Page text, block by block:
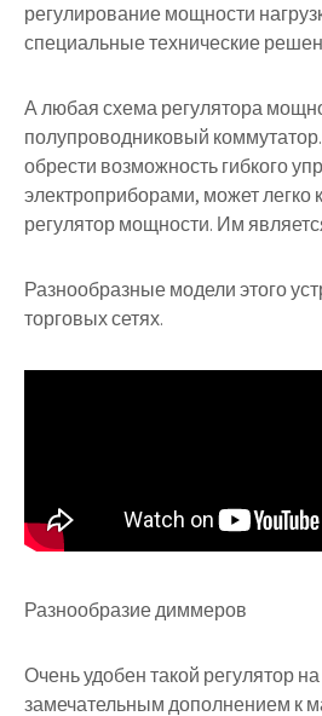
регулирование мощности
специальные технические
А любая схема регулятора
полупроводниковый
обрести возможность гибкого
электроприборами, может легко
регулятор мощности. Им
Разнообразные модели этого
торговых сетях.
Разнообразие диммеров
Очень удобен такой регулятор
замечательным дополнением к